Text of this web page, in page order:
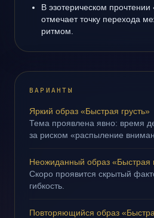
В эзотерическом прочтении
отмечает точку перехода
ритмом.
ВАРИАНТЫ
Яркий образ «Быстрая грусть»
Тема проявлена явно: время
за риском «распыление
Неожиданный образ «Быстрая
Скоро проявится скрытый
гибкость.
Повторяющийся образ